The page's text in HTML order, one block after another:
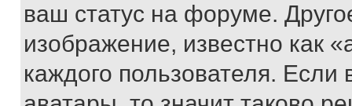
ваш статус на форуме.
изображение, известно как
каждого пользователя.